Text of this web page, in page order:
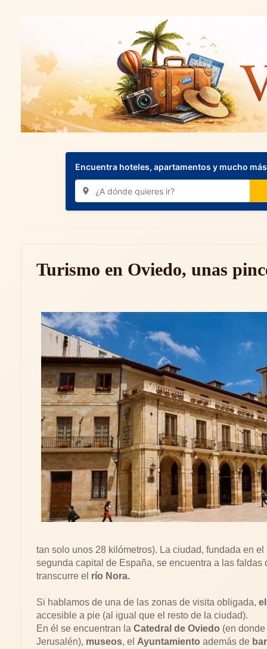
Encuentra hoteles, apartamentos y mucho
Turismo en Oviedo, unas
tan solo unos 28 kilómetros). La ciudad, fundada en
segunda capital de España, se encuentra a las faldas
transcurre el río Nora.
Si hablamos de una de las zonas de visita obligada,
accesible a pie (al igual que el resto de la ciudad).
En él se encuentran la Catedral de Oviedo (en
Jerusalén), museos, el Ayuntamiento además de